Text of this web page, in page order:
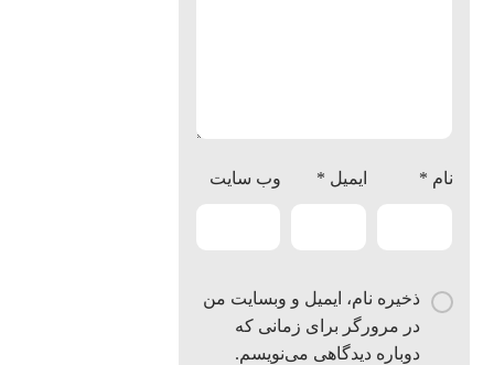
نام * ایمیل * وب‌ سایت
ذخیره نام، ایمیل و وبسایت من
در مرورگر برای زمانی که
دوباره دیدگاهی می‌نویسم.